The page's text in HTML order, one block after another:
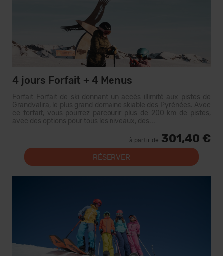
4 jours Forfait + 4 Menus
Forfait Forfait de ski donnant un accès illimité aux pistes de
Grandvalira, le plus grand domaine skiable des Pyrénées. Avec
ce forfait, vous pourrez parcourir plus de 200 km de pistes,
avec des options pour tous les niveaux, des...
à partir de 301,40 €
RÉSERVER